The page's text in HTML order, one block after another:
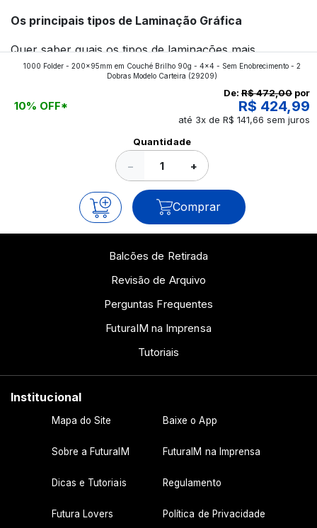
Os principais tipos de Laminação Gráfica
Quer saber quais os tipos de laminações mais
aplicados nos impressos da gráfica FuturaIM? Então,
continue a leitura que vamos revelar para você!
1000 Folder - 200x95mm em Couché Brilho 90g - 4x4 - Sem Enobrecimento - 2
Dobras Modelo Carteira (29209)
10% OFF*
De: R$ 472,00 por
R$ 424,99
até 3x de R$ 141,66 sem juros
Quantidade
− +
Comprar
Balcões de Retirada
Revisão de Arquivo
Perguntas Frequentes
FuturaIM na Imprensa
Tutoriais
Institucional
Mapa do Site Baixe o App
Sobre a FuturaIM FuturaIM na Imprensa
Dicas e Tutoriais Regulamento
Futura Lovers Política de Privacidade